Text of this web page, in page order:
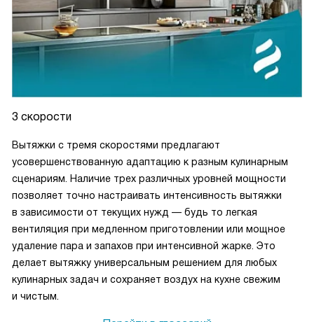
3 скорости
Вытяжки с тремя скоростями предлагают
усовершенствованную адаптацию к разным кулинарным
сценариям. Наличие трех различных уровней мощности
позволяет точно настраивать интенсивность вытяжки
в зависимости от текущих нужд — будь то легкая
вентиляция при медленном приготовлении или мощное
удаление пара и запахов при интенсивной жарке. Это
делает вытяжку универсальным решением для любых
кулинарных задач и сохраняет воздух на кухне свежим
и чистым.